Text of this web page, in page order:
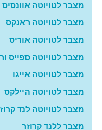
מצבר לטויוטה אוונסיס
מצבר לטויוטה ראנקס
מצבר לטויוטה אוריס
מצבר לטויוטה ספייס
מצבר לטויוטה אייגו
מצבר לטויוטה היילקס ‏
מצבר לטויוטה לנד
מצבר ללנד קרוזר